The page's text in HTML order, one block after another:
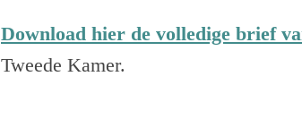
Download hier de volledige brief
Tweede Kamer.